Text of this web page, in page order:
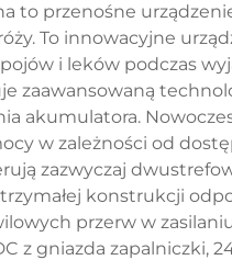
to przenośne
To innowacyjne
i leków podczas
zaawansowaną
akumulatora.
w zależności od
zazwyczaj
konstrukcji
przerw w
z gniazda zapalniczki,